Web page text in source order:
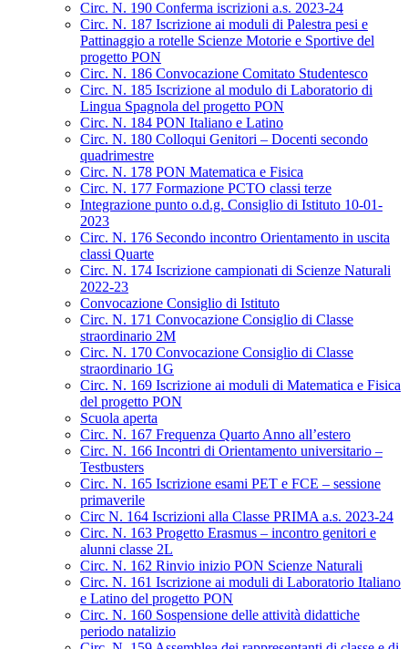
Circ. N. 190 Conferma iscrizioni a.s. 2023-24
Circ. N. 187 Iscrizione ai moduli di Palestra pesi e
Pattinaggio a rotelle Scienze Motorie e Sportive del
progetto PON
Circ. N. 186 Convocazione Comitato Studentesco
Circ. N. 185 Iscrizione al modulo di Laboratorio di
Lingua Spagnola del progetto PON
Circ. N. 184 PON Italiano e Latino
Circ. N. 180 Colloqui Genitori – Docenti secondo
quadrimestre
Circ. N. 178 PON Matematica e Fisica
Circ. N. 177 Formazione PCTO classi terze
Integrazione punto o.d.g. Consiglio di Istituto 10-01-
2023
Circ. N. 176 Secondo incontro Orientamento in uscita
classi Quarte
Circ. N. 174 Iscrizione campionati di Scienze Naturali
2022-23
Convocazione Consiglio di Istituto
Circ. N. 171 Convocazione Consiglio di Classe
straordinario 2M
Circ. N. 170 Convocazione Consiglio di Classe
straordinario 1G
Circ. N. 169 Iscrizione ai moduli di Matematica e Fisica
del progetto PON
Scuola aperta
Circ. N. 167 Frequenza Quarto Anno all’estero
Circ. N. 166 Incontri di Orientamento universitario –
Testbusters
Circ. N. 165 Iscrizione esami PET e FCE – sessione
primaverile
Circ N. 164 Iscrizioni alla Classe PRIMA a.s. 2023-24
Circ. N. 163 Progetto Erasmus – incontro genitori e
alunni classe 2L
Circ. N. 162 Rinvio inizio PON Scienze Naturali
Circ. N. 161 Iscrizione ai moduli di Laboratorio Italiano
e Latino del progetto PON
Circ. N. 160 Sospensione delle attività didattiche
periodo natalizio